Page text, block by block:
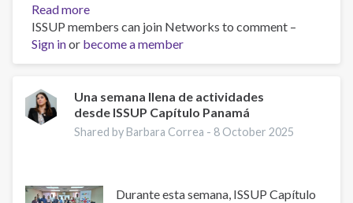
Read more
Asia-
Pacific
Society
Prevention
Research
Conference
ISSUP members can join Networks to comment –
Sign inor become a member
Una semana llena de actividades
desde ISSUP Capítulo Panamá
Shared by Barbara Correa - 8 October 2025
Durante esta semana, ISSUP Capítulo